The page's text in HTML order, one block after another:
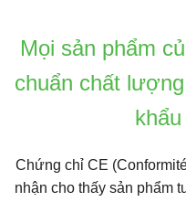
Mọi sản phẩm
chuẩn chất
Chứng chỉ CE
nhận cho thấy sản phẩm